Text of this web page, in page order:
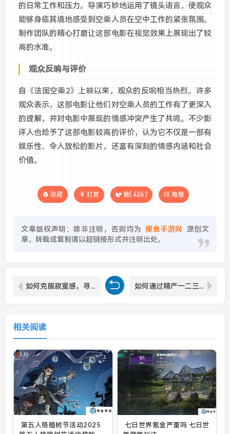
的日常工作和压力。导演巧妙地运用了镜头语言，使观众
能够身临其境地感受到空乘人员在空中工作的紧张氛围。
制作团队的精心打磨让这部电影在视觉效果上展现出了较
高的水准。
观众反响与评价
自《法国空乘2》上映以来，观众的反响相当热烈。许多
观众表示，这部电影让他们对空乘人员的工作有了更深入
的理解，并对电影中展现的情感冲突产生了共鸣。不少影
评人也给予了这部电影较高的评价，认为它不仅是一部有
娱乐性、令人放松的影片，还富有深刻的情感内涵和社会
价值。
收藏 打赏 赞( 426 ) 海报
文章版权声明：除非注明，否则均为 摸鱼手游网
原创文
章，转载或复制请以超链接形式并注明出处。
如何克服寂寞感，寻找生活中的幸福与意义 如何通过精产一二三产区划分标准图片看清我国各地区的产业特点：你知道吗？
相关阅读
第五人格植树节活动2025
七日世界氪金严重吗 七日世